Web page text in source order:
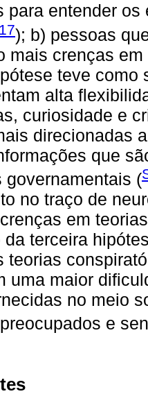
para entender
); b) pessoas
mais crenças
teve
alta
curiosidade e
direcionadas
que
governamentais (
no traço de
em
da terceira
teorias
uma maior
no meio
e